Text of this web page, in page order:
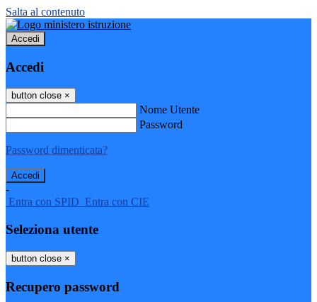
Salta al contenuto
Accedi
Accedi
button close ×
Nome Utente
Password
Password dimenticata?
-
Entra con SPID Entra con CIE
Seleziona utente
button close ×
Recupero password